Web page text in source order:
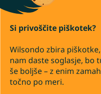
Si privoščite piškotek?
Wilsondo zbira
nam daste soglasje, bo
še boljše – z enim
točno po meri.